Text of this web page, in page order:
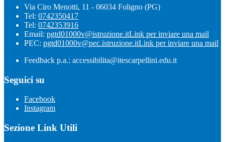
Via Ciro Menotti, 11 - 06034 Foligno (PG)
Tel: 0742350417
Tel: 0742353916
Email: pgtd01000v@istruzione.itLink per inviare una mail
PEC: pgtd01000v@pec.istruzione.itLink per inviare una mail
Feedback p.a.: accessibilita@itescarpellini.edu.it
Seguici su
Facebook
Instagram
Sezione Link Utili